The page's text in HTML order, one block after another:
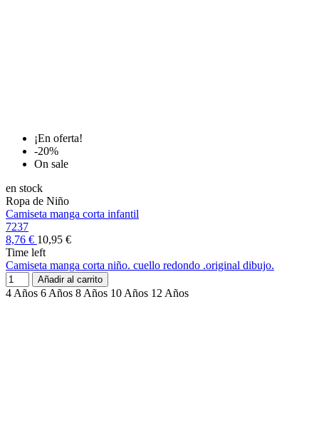
¡En oferta!
-20%
On sale
en stock
Ropa de Niño
Camiseta manga corta infantil
7237
8,76 € 10,95 €
Time left
Camiseta manga corta niño. cuello redondo .original dibujo.
Añadir al carrito
4 Años 6 Años 8 Años 10 Años 12 Años